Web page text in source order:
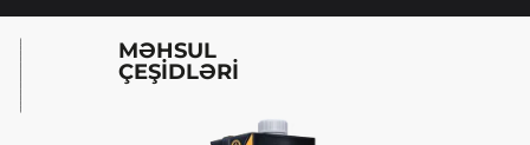
MƏHSUL
ÇEŞİDLƏRİ